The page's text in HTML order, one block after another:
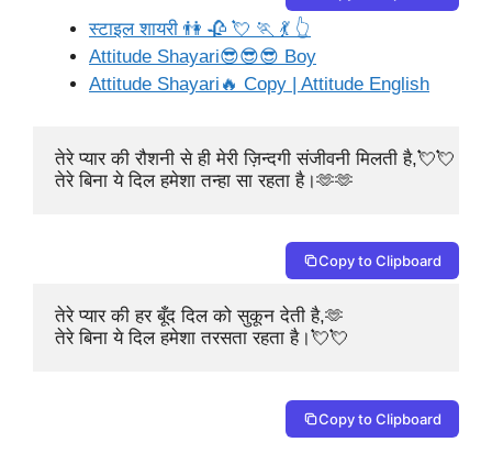
स्टाइल शायरी 👫 🥀 💘 🏃 💃 👆
Attitude Shayari😎😎😎 Boy
Attitude Shayari🔥 Copy | Attitude English
तेरे प्यार की रौशनी से ही मेरी ज़िन्दगी संजीवनी मिलती है,💘💘
तेरे बिना ये दिल हमेशा तन्हा सा रहता है।🫶🫶
Copy to Clipboard
तेरे प्यार की हर बूँद दिल को सुकून देती है,🫶
तेरे बिना ये दिल हमेशा तरसता रहता है।💘💘
Copy to Clipboard